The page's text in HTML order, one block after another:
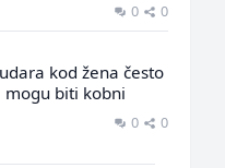
0 0
kod žena često
mogu biti kobni
0 0